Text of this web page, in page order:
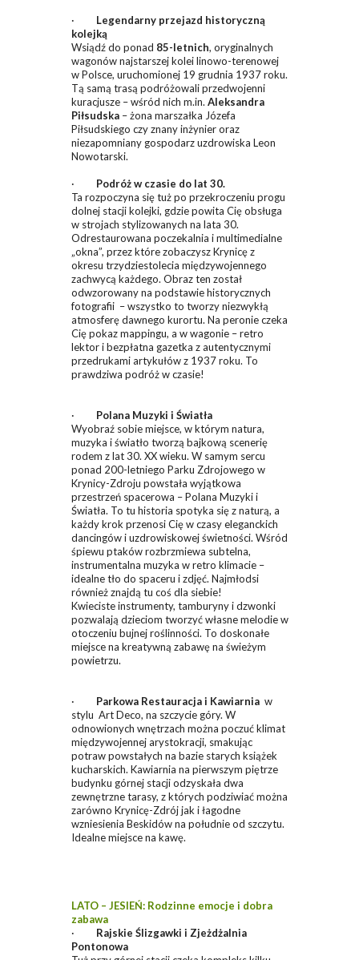
· Legendarny przejazd historyczną
kolejką
Wsiądź do ponad 85-letnich, oryginalnych
wagonów najstarszej kolei linowo-terenowej
w Polsce, uruchomionej 19 grudnia 1937 roku.
Tą samą trasą podróżowali przedwojenni
kuracjusze – wśród nich m.in. Aleksandra
Piłsudska – żona marszałka Józefa
Piłsudskiego czy znany inżynier oraz
niezapomniany gospodarz uzdrowiska Leon
Nowotarski.
· Podróż w czasie do lat 30.
Ta rozpoczyna się tuż po przekroczeniu progu
dolnej stacji kolejki, gdzie powita Cię obsługa
w strojach stylizowanych na lata 30.
Odrestaurowana poczekalnia i multimedialne
„okna”, przez które zobaczysz Krynicę z
okresu trzydziestolecia międzywojennego
zachwycą każdego. Obraz ten został
odwzorowany na podstawie historycznych
fotografii – wszystko to tworzy niezwykłą
atmosferę dawnego kurortu. Na peronie czeka
Cię pokaz mappingu, a w wagonie – retro
lektor i bezpłatna gazetka z autentycznymi
przedrukami artykułów z 1937 roku. To
prawdziwa podróż w czasie!
· Polana Muzyki i Światła
Wyobraź sobie miejsce, w którym natura,
muzyka i światło tworzą bajkową scenerię
rodem z lat 30. XX wieku. W samym sercu
ponad 200-letniego Parku Zdrojowego w
Krynicy-Zdroju powstała wyjątkowa
przestrzeń spacerowa – Polana Muzyki i
Światła. To tu historia spotyka się z naturą, a
każdy krok przenosi Cię w czasy eleganckich
dancingów i uzdrowiskowej świetności. Wśród
śpiewu ptaków rozbrzmiewa subtelna,
instrumentalna muzyka w retro klimacie –
idealne tło do spaceru i zdjęć. Najmłodsi
również znajdą tu coś dla siebie!
Kwieciste instrumenty, tamburyny i dzwonki
pozwalają dzieciom tworzyć własne melodie w
otoczeniu bujnej roślinności. To doskonałe
miejsce na kreatywną zabawę na świeżym
powietrzu.
· Parkowa Restauracja i Kawiarnia w
stylu Art Deco, na szczycie góry. W
odnowionych wnętrzach można poczuć klimat
międzywojennej arystokracji, smakując
potraw powstałych na bazie starych książek
kucharskich. Kawiarnia na pierwszym piętrze
budynku górnej stacji odzyskała dwa
zewnętrzne tarasy, z których podziwiać można
zarówno Krynicę-Zdrój jak i łagodne
wzniesienia Beskidów na południe od szczytu.
Idealne miejsce na kawę.
LATO – JESIEŃ: Rodzinne emocje i dobra
zabawa
· Rajskie Ślizgawki i Zjeżdżalnia
Pontonowa